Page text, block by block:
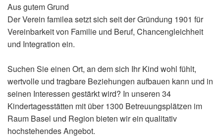
Aus gutem Grund
Der Verein familea setzt sich seit der Gründung 1901 für
Vereinbarkeit von Familie und Beruf, Chancengleichheit
und Integration ein.
Suchen Sie einen Ort, an dem sich Ihr Kind wohl fühlt,
wertvolle und tragbare Beziehungen aufbauen kann und in
seinen Interessen gestärkt wird? In unseren 34
Kindertagesstätten mit über 1300 Betreuungsplätzen im
Raum Basel und Region bieten wir ein qualitativ
hochstehendes Angebot.